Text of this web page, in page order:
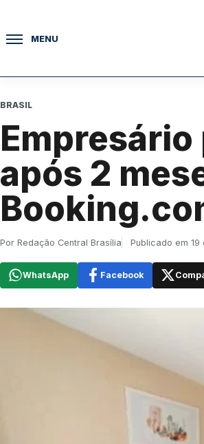
MENU
BRASIL
Empresário
após 2
Por Redação Central Brasília Publicado em
WhatsApp Facebook